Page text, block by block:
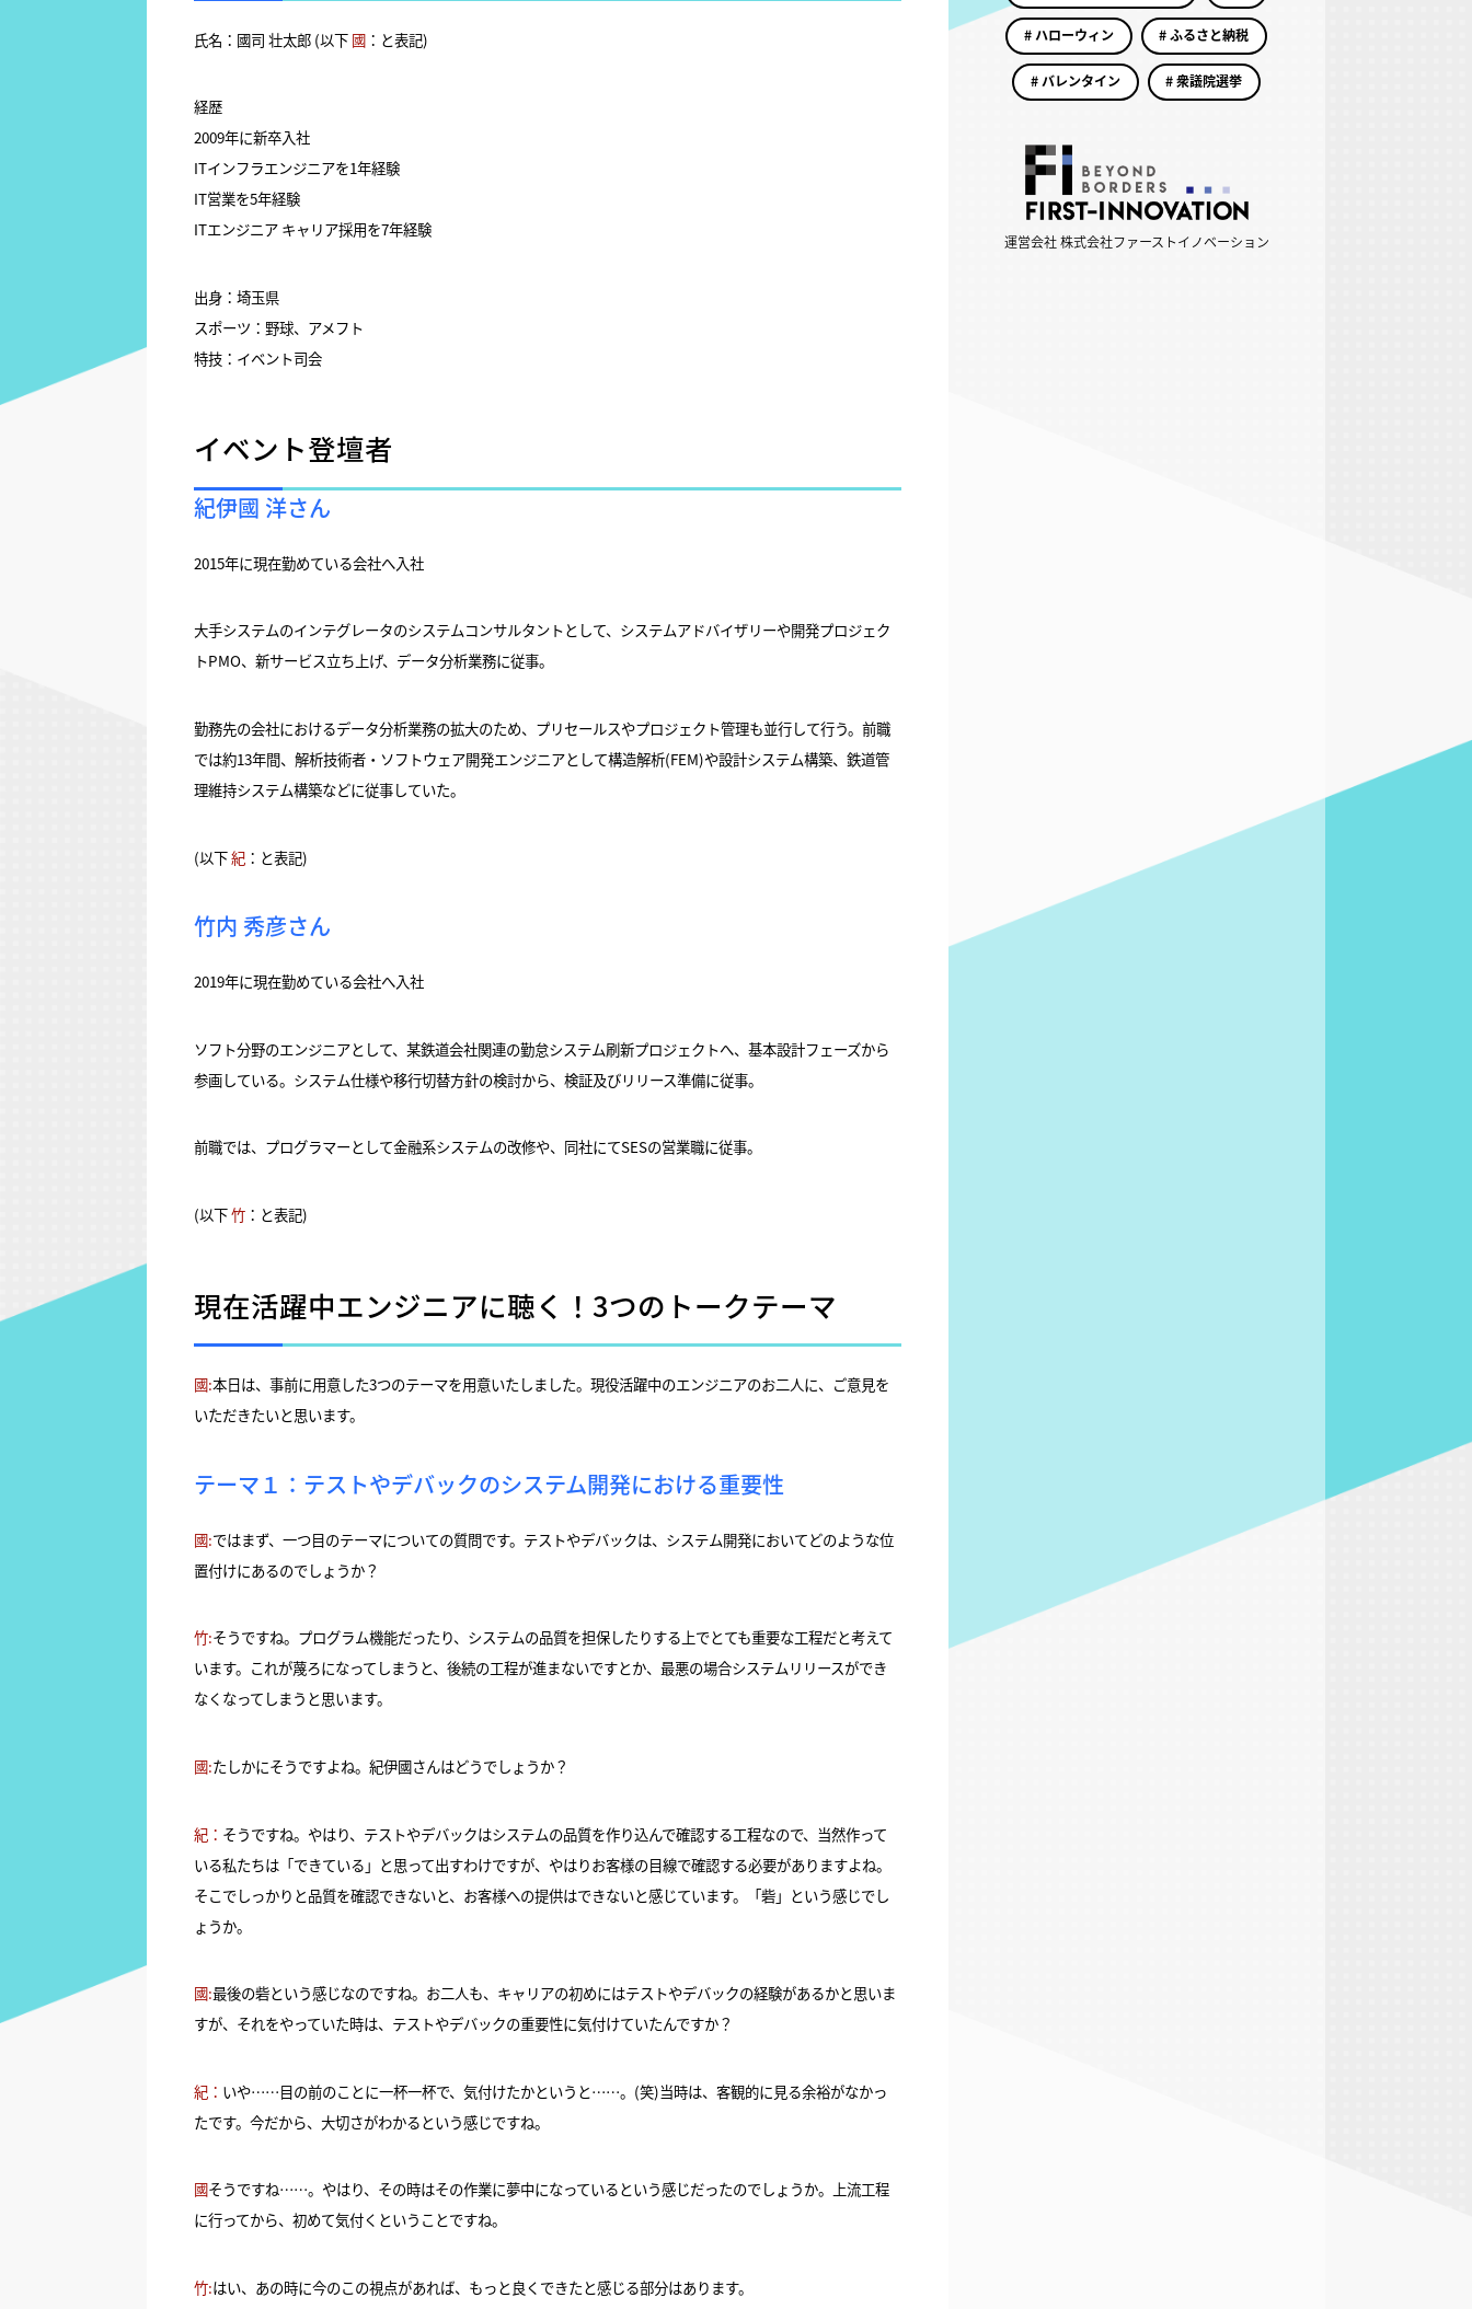
氏名：國司 壮太郎 (以下 國 ：と表記)
経歴
2009年に新卒入社
ITインフラエンジニアを1年経験
IT営業を5年経験
ITエンジニア キャリア採用を7年経験
出身：埼玉県
スポーツ：野球、アメフト
特技：イベント司会
イベント登壇者
紀伊國 洋さん
2015年に現在勤めている会社へ入社
大手システムのインテグレータのシステムコンサルタントとして、システムアドバイザリーや開発プロジェク
トPMO、新サービス立ち上げ、データ分析業務に従事。
勤務先の会社におけるデータ分析業務の拡大のため、プリセールスやプロジェクト管理も並行して行う。前職
では約13年間、解析技術者・ソフトウェア開発エンジニアとして構造解析(FEM)や設計システム構築、鉄道管
理維持システム構築などに従事していた。
(以下紀 ：と表記)
竹内 秀彦さん
2019年に現在勤めている会社へ入社
ソフト分野のエンジニアとして、某鉄道会社関連の勤怠システム刷新プロジェクトへ、基本設計フェーズから
参画している。システム仕様や移行切替方針の検討から、検証及びリリース準備に従事。
前職では、プログラマーとして金融系システムの改修や、同社にてSESの営業職に従事。
(以下竹 ：と表記)
現在活躍中エンジニアに聴く！3つのトークテーマ
國:本日は、事前に用意した3つのテーマを用意いたしました。現役活躍中のエンジニアのお二人に、ご意見を
いただきたいと思います。
テーマ１：テストやデバックのシステム開発における重要性
國:ではまず、一つ目のテーマについての質問です。テストやデバックは、システム開発においてどのような位
置付けにあるのでしょうか？
竹:そうですね。プログラム機能だったり、システムの品質を担保したりする上でとても重要な工程だと考えて
います。これが蔑ろになってしまうと、後続の工程が進まないですとか、最悪の場合システムリリースができ
なくなってしまうと思います。
國:たしかにそうですよね。紀伊國さんはどうでしょうか？
紀： そうですね。やはり、テストやデバックはシステムの品質を作り込んで確認する工程なので、当然作って
いる私たちは「できている」と思って出すわけですが、やはりお客様の目線で確認する必要がありますよね。
そこでしっかりと品質を確認できないと、お客様への提供はできないと感じています。「砦」という感じでし
ょうか。
國:最後の砦という感じなのですね。お二人も、キャリアの初めにはテストやデバックの経験があるかと思いま
すが、それをやっていた時は、テストやデバックの重要性に気付けていたんですか？
紀： いや……目の前のことに一杯一杯で、気付けたかというと……。(笑)当時は、客観的に見る余裕がなかっ
たです。今だから、大切さがわかるという感じですね。
國そうですね……。やはり、その時はその作業に夢中になっているという感じだったのでしょうか。上流工程
に行ってから、初めて気付くということですね。
竹:はい、あの時に今のこの視点があれば、もっと良くできたと感じる部分はあります。
# ハローウィン # ふるさと納税
# バレンタイン # 衆議院選挙
運営会社 株式会社ファーストイノベーション